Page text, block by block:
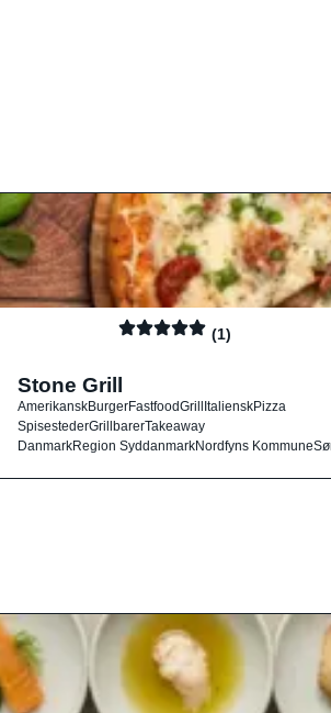
(1)
Stone Grill
AmerikanskBurgerFastfoodGrillItalienskPizza
SpisestederGrillbarerTakeaway
DanmarkRegion SyddanmarkNordfyns Kommune